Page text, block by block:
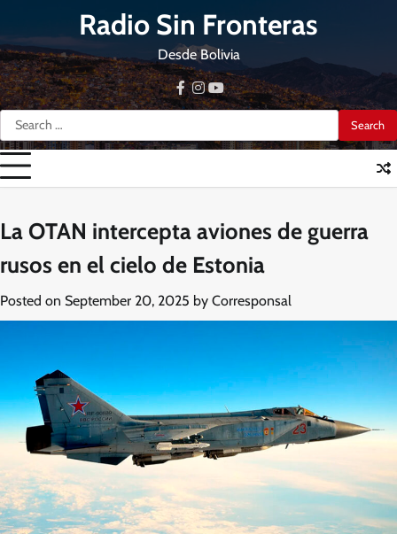
content
Radio Sin Fronteras
Desde Bolivia
Search
for:
facebook
instagram
youtube
La OTAN intercepta aviones de guerra
rusos en el cielo de Estonia
Posted on September 20, 2025 by Corresponsal